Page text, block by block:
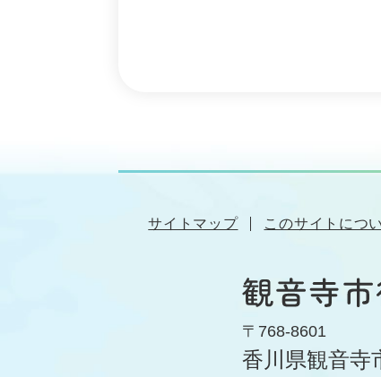
サイトマップ このサイトにつ
〒768-8601
香川県観音寺